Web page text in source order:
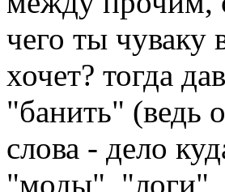
чего ты чуваку
хочет? тогда
"банить" (ведь
слова - дело
"моды", "логи",